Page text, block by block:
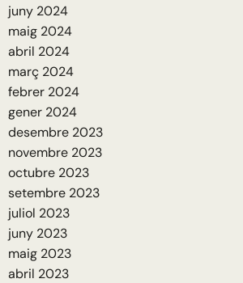
juny 2024
maig 2024
abril 2024
març 2024
febrer 2024
gener 2024
desembre 2023
novembre 2023
octubre 2023
setembre 2023
juliol 2023
juny 2023
maig 2023
abril 2023